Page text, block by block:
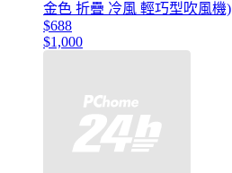
金色 折疊 冷風 輕巧型吹風機)
$688
$1,000